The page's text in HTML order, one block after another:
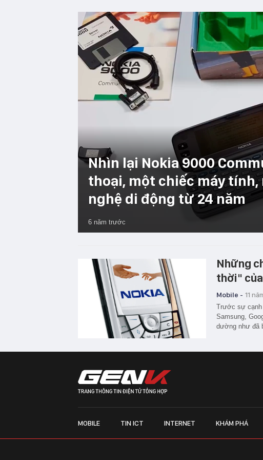
Nhìn lại Nokia 9000
thoại, một chiếc máy
nghệ di động từ 24 năm
6 năm trước
Những
thời"
Mobile - 11
Trước sự cạnh
Samsung,
dường như đã
MOBILE TIN ICT INTERNET KHÁM PHÁ